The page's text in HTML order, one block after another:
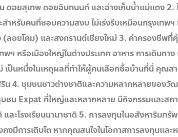
ดอยสุเทพ ดอยอินทนนท์ และอ่างเก็บน้ำแม่แตง
สำหรับคนที่ชอบความสงบ ไม่เร่งรีบเหมือนกรุงเท
อยโคม) และสงกรานต์เชียงใหม่ 3. ค่าครองชีพที่คุ้
ฯ หรือเมืองใหญ่ในต่างประเทศ อาหาร การเดินทา
เป็นหนึ่งในเหตุผลที่ทำให้ผู้คนเลือกซื้อบ้านที่นี่ คุณส
น 4. ชุมชนชาวต่างชาติและความหลากหลายของวั
ชน Expat ที่ใหญ่และหลากหลาย มีกิจกรรมและส
และโรงเรียนนานาชาติ 5. การลงทุนในอสังหาริมท
งมีการเติบโต หากคุณสนใจในโอกาสการลงทุนและ